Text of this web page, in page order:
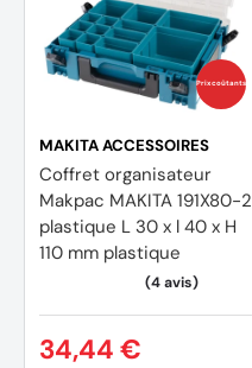
Prix coûtants
MAKITA ACCESSOIRES
Coffret organisateur
Makpac MAKITA 191X80-2
plastique L 30 x l 40 x H
110 mm plastique
34,44 €